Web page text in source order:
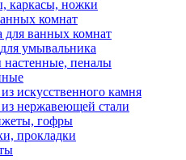
каркасы, ножки
комнат
для ванных комнат
умывальника
пеналы
искусственного камня
нержавеющей стали
гофры
прокладки